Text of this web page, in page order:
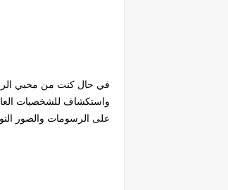
في حال كنت من محبي
واستكشاف للشخصيات
على الرسومات والصور